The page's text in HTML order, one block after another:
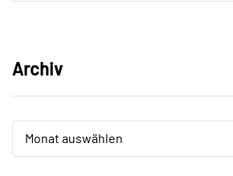
Archiv
Archiv
Monat auswählen
Archiv